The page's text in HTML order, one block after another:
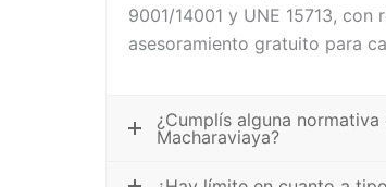
9001/14001 y UNE 15713,
asesoramiento gratuito para
¿Cumplís alguna
Macharaviaya?